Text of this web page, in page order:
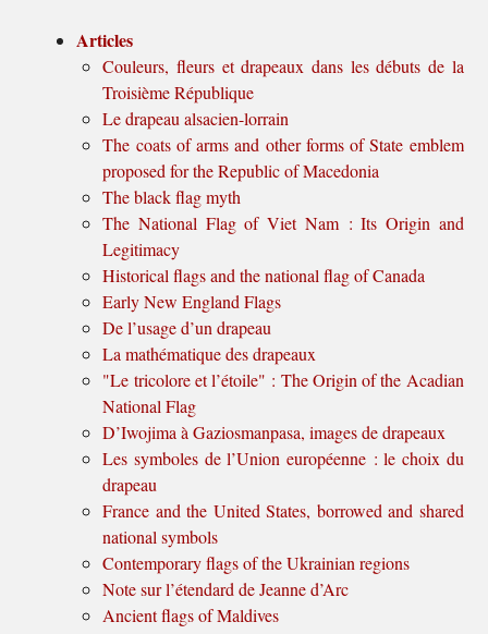
Articles
Couleurs, fleurs et drapeaux dans les débuts de la
Troisième République
Le drapeau alsacien-lorrain
The coats of arms and other forms of State emblem
proposed for the Republic of Macedonia
The black flag myth
The National Flag of Viet Nam : Its Origin and
Legitimacy
Historical flags and the national flag of Canada
Early New England Flags
De l’usage d’un drapeau
La mathématique des drapeaux
"Le tricolore et l’étoile" : The Origin of the Acadian
National Flag
D’Iwojima à Gaziosmanpasa, images de drapeaux
Les symboles de l’Union européenne : le choix du
drapeau
France and the United States, borrowed and shared
national symbols
Contemporary flags of the Ukrainian regions
Note sur l’étendard de Jeanne d’Arc
Ancient flags of Maldives